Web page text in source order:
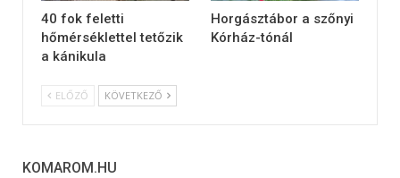
40 fok feletti
hőmérséklettel tetőzik
a kánikula
Horgásztábor a szőnyi
Kórház-tónál
ELŐZŐ KÖVETKEZŐ
KOMAROM.HU